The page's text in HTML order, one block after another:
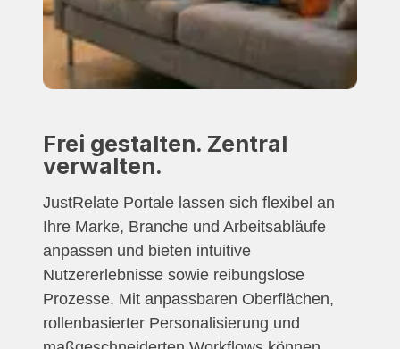
Frei gestalten. Zentral
verwalten.
JustRelate Portale lassen sich flexibel an
Ihre Marke, Branche und Arbeitsabläufe
anpassen und bieten intuitive
Nutzererlebnisse sowie reibungslose
Prozesse. Mit anpassbaren Oberflächen,
rollenbasierter Personalisierung und